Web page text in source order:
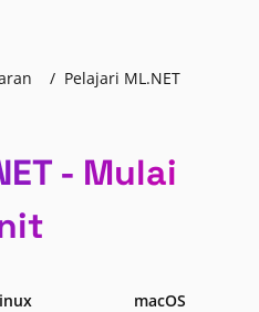
Pelajari ML.NET
- Mulai
macOS